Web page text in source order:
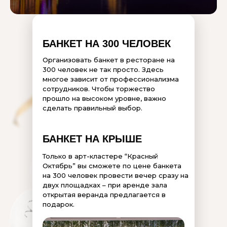
Зал 2-й этаж 120
Банкетный зал, Бар, Веранда, Караоке, Нестандартное,
Заря
Банкетный зал в районе СВАО
Есть велкам зона, сцена и бесплатная парковка
подходит для мероприятий
возможно запустить фейерверк
на 25, 50, 70, 100 и 350 чел
вместимость залов
средний чек
Остров
Банкетный зал
по адресу МО, Ленинский район, село Остров
Можно свой алкоголь + есть в наличии
Можно принести свои б\а налитки
Есть велкам зона и бесплатная парковка
Есть проектор и звуковое оборудование
Возможность аренды только зала, без еды
подходит для мероприятий
Интерьер усадьбы перенесет вас в охотничий замок: стильная
на 30, 40, 80 и 100 чел
вместимость залов
БАНКЕТ НА 300 ЧЕЛОВЕК
Организовать банкет в ресторане на
300 человек не так просто. Здесь
многое зависит от профессионализма
сотрудников. Чтобы торжество
прошло на высоком уровне, важно
сделать правильный выбор.
БАНКЕТ НА КРЫШЕ
Только в арт-кластере “Красный
Октябрь” вы сможете по цене банкета
на 300 человек провести вечер сразу на
двух площадках – при аренде зала
открытая веранда предлагается в
подарок.